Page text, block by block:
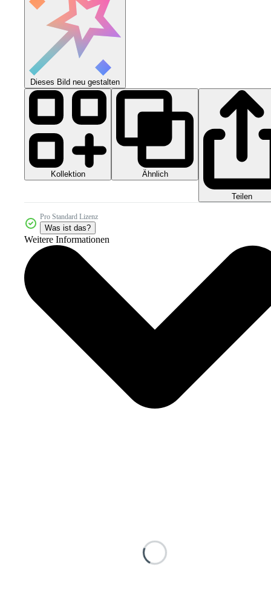
Dieses Bild neu gestalten
Kollektion Ähnlich
Teilen
Pro Standard Lizenz
Was ist das?
Weitere Informationen